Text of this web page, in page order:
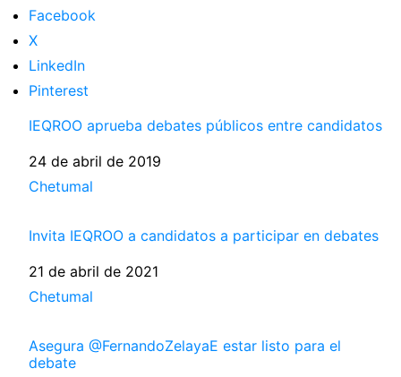
Facebook
X
LinkedIn
Pinterest
IEQROO aprueba debates públicos entre candidatos
Fecha
24 de abril de 2019
Respecto a
Chetumal
Invita IEQROO a candidatos a participar en debates
Fecha
21 de abril de 2021
Respecto a
Chetumal
Asegura @FernandoZelayaE estar listo para el
debate